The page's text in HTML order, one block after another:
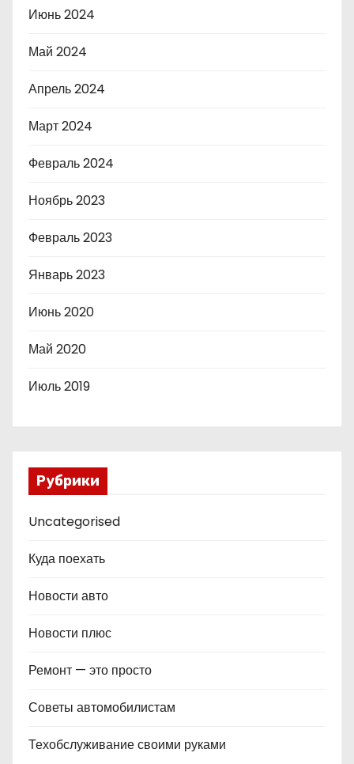
Июнь 2024
Май 2024
Апрель 2024
Март 2024
Февраль 2024
Ноябрь 2023
Февраль 2023
Январь 2023
Июнь 2020
Май 2020
Июль 2019
Рубрики
Uncategorised
Куда поехать
Новости авто
Новости плюс
Ремонт — это просто
Советы автомобилистам
Техобслуживание своими руками